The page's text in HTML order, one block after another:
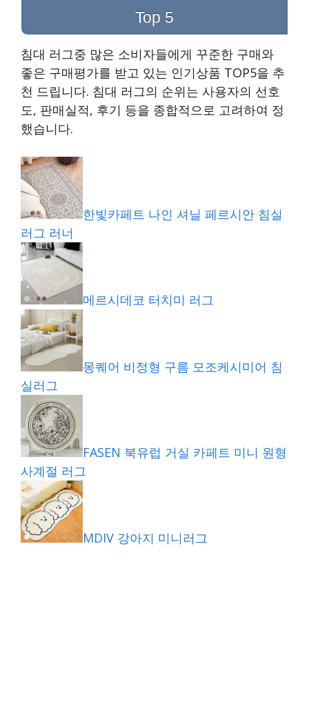
Top 5
침대 러그중 많은 소비자들에게 꾸준한 구매와
좋은 구매평가를 받고 있는 인기상품 TOP5을 추
천 드립니다. 침대 러그의 순위는 사용자의 선호
도, 판매실적, 후기 등을 종합적으로 고려하여 정
했습니다.
한빛카페트 나인 셔닐 페르시안 침실
러그 러너
메르시데코 터치미 러그
몽퀘어 비정형 구름 모조케시미어 침
실러그
FASEN 북유럽 거실 카페트 미니 원형
사계절 러그
MDIV 강아지 미니러그